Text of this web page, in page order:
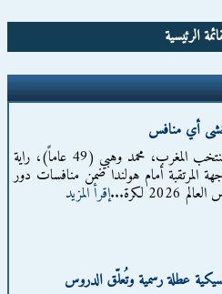
الرئيسية
أي منافس
رفع المدير الفني لمنتخب المغرب، محمد وهبي (49 عاماً)، راية
المرتقبة أمام هولندا ضمن منافسات دور
إقرأ المزيد
عطلة رسمية وتُعلّق الدروس